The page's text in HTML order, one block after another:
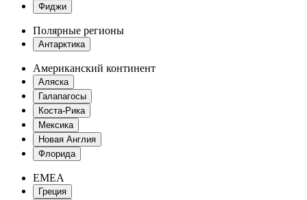
Фиджи
Полярные регионы
Антарктика
Американский континент
Аляска
Галапагосы
Коста-Рика
Мексика
Новая Англия
Флорида
EMEA
Греция